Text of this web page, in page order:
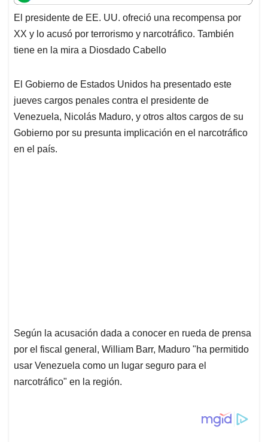
t
s
A
p
e
b
o
o
k
e
d
I
i
l
e
a
d
s
El presidente de EE. UU. ofreció una recompensa por
XX y lo acusó por terrorismo y narcotráfico. También
tiene en la mira a Diosdado Cabello
El Gobierno de Estados Unidos ha presentado este
jueves cargos penales contra el presidente de
Venezuela, Nicolás Maduro, y otros altos cargos de su
Gobierno por su presunta implicación en el narcotráfico
en el país.
Según la acusación dada a conocer en rueda de prensa
por el fiscal general, William Barr, Maduro "ha permitido
usar Venezuela como un lugar seguro para el
narcotráfico" en la región.